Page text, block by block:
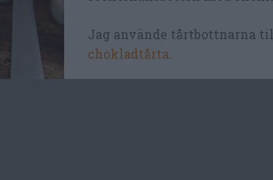
Jag använde tårtbottnarna
chokladtårta